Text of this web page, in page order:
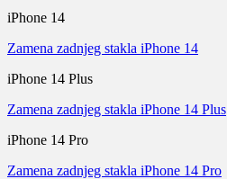
iPhone 14
Zamena zadnjeg stakla iPhone 14
iPhone 14 Plus
Zamena zadnjeg stakla iPhone 14 Plus
iPhone 14 Pro
Zamena zadnjeg stakla iPhone 14 Pro